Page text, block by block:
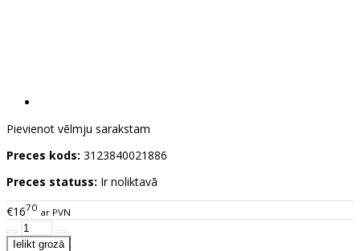
Pievienot vēlmju sarakstam
Preces kods: 3123840021886
Preces statuss: Ir noliktavā
€1670 ar PVN